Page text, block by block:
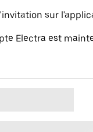
sur
Electra est